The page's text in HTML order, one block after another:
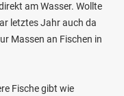
am Wasser. Wollte
letztes Jahr auch da
Massen an Fischen in
Fische gibt wie